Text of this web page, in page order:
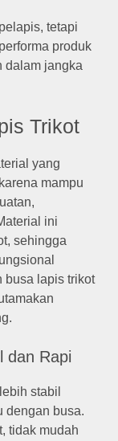
tetapi
produk
dalam jangka
Trikot
yang
mampu
ini
sehingga
busa lapis trikot
dan Rapi
stabil
dengan busa.
tidak mudah